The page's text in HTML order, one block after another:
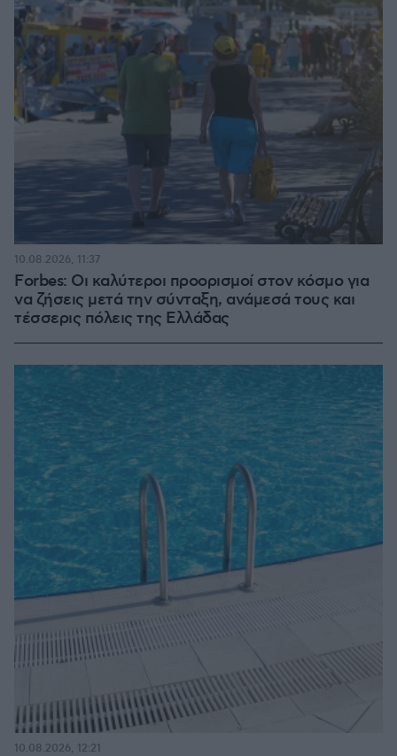
Forbes: Οι καλύτεροι προορισμοί στον κόσμο για
να ζήσεις μετά την σύνταξη, ανάμεσά τους και
τέσσερις πόλεις της Ελλάδας
10.08.2026, 11:37
10.08.2026, 12:21